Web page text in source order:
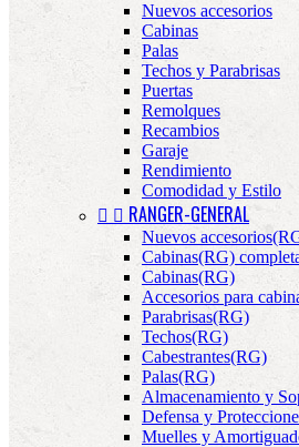
Nuevos accesorios
Cabinas
Palas
Techos y Parabrisas
Puertas
Remolques
Recambios
Garaje
Rendimiento
Comodidad y Estilo
  RANGER-GENERAL
Nuevos
Cabinas(RG)
Cabinas(RG)
Accesorios para
Parabrisas(RG)
Techos(RG)
Cabestrantes(RG)
Palas(RG)
Almacenamiento y
Defensa y
Muelles y